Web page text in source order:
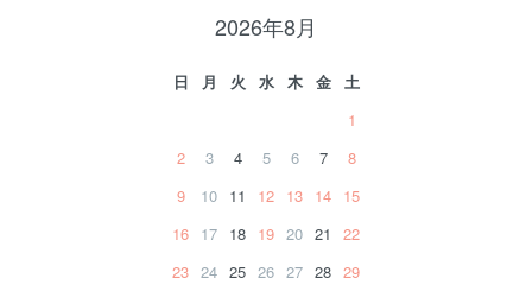
2026年8月
日 月 火 水 木 金
土
1
2
3 4 5 6 7
8
9
10 11 12 13 14 15
16 17 18 19 20 21
22
23 24 25 26 27 28 29